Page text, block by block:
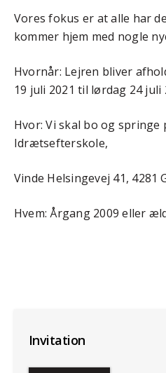
Vores fokus er at alle har
kommer hjem med nogle
Hvornår: Lejren bliver
19 juli 2021 til lørdag 24 juli
Hvor: Vi skal bo og springe
Idrætsefterskole,
Vinde Helsingevej 41, 4281
Hvem: Årgang 2009 eller
Invitation